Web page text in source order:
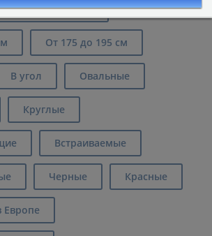
От 125 до 145 см
От 175 до 195 см
В угол Овальные
Круглые
Встраиваемые
Черные Красные
Европе